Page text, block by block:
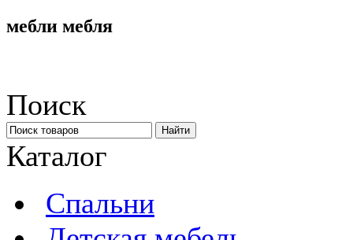
мебли мебля
Поиск
Каталог
Спальни